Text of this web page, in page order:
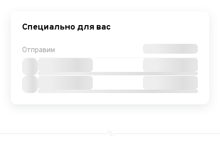
Специально для вас
Отправим